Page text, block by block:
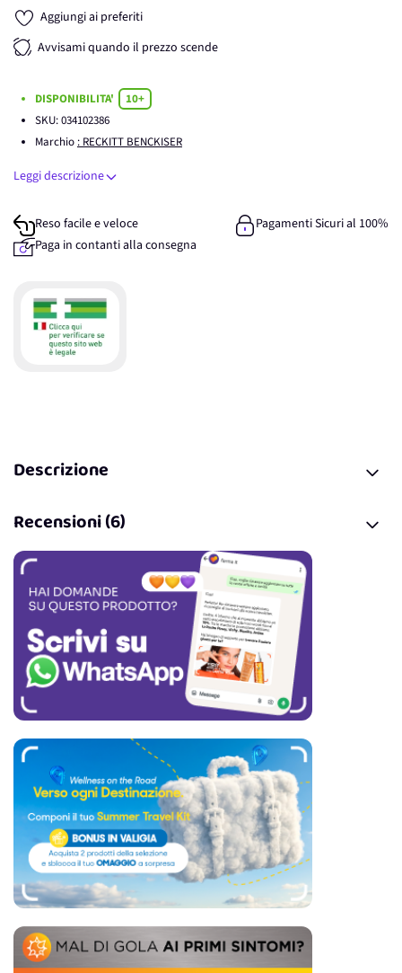
Aggiungi ai preferiti
Avvisami quando il prezzo scende
DISPONIBILITA'
10+
SKU:034102386
Marchio : RECKITT BENCKISER
Leggi descrizione
Reso facile e veloce
Pagamenti Sicuri al 100%
Paga in contanti alla consegna
Descrizione
Recensioni (6)